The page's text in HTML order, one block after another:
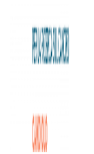
hanno dato il via al
nell’ambito di “Ottobre in